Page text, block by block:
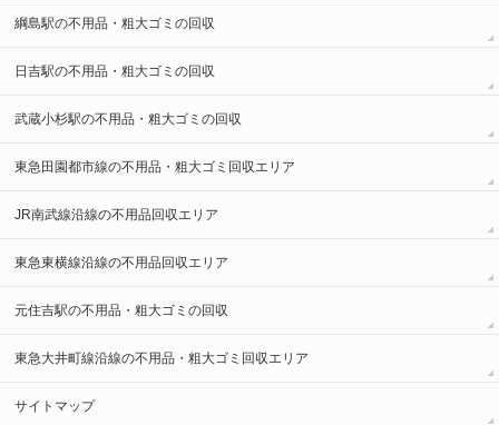
綱島駅の不用品・粗大ゴミの回収
日吉駅の不用品・粗大ゴミの回収
武蔵小杉駅の不用品・粗大ゴミの回収
東急田園都市線の不用品・粗大ゴミ回収エリア
JR南武線沿線の不用品回収エリア
東急東横線沿線の不用品回収エリア
元住吉駅の不用品・粗大ゴミの回収
東急大井町線沿線の不用品・粗大ゴミ回収エリア
サイトマップ